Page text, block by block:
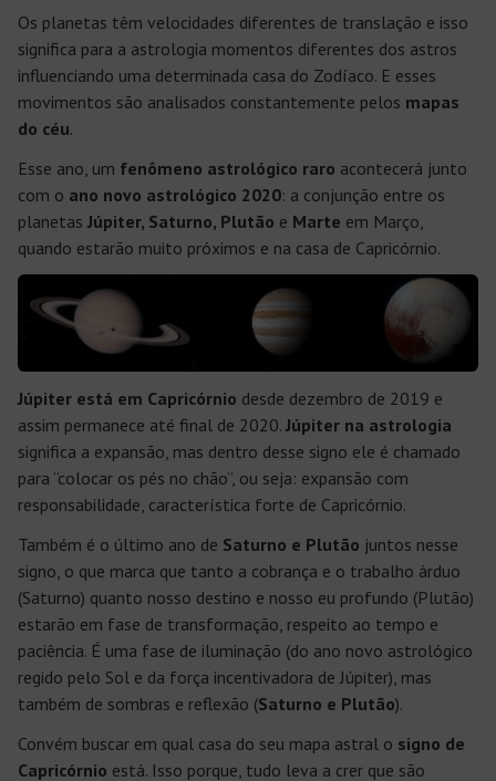
Os planetas têm velocidades diferentes de translação e isso
significa para a astrologia momentos diferentes dos astros
influenciando uma determinada casa do Zodíaco. E esses
movimentos são analisados constantemente pelos mapas
do céu.
Esse ano, um fenômeno astrológico raro acontecerá junto
com o ano novo astrológico 2020: a conjunção entre os
planetas Júpiter, Saturno, Plutão e Marte em Março,
quando estarão muito próximos e na casa de Capricórnio.
Júpiter está em Capricórnio desde dezembro de 2019 e
assim permanece até final de 2020. Júpiter na astrologia
significa a expansão, mas dentro desse signo ele é chamado
para “colocar os pés no chão”, ou seja: expansão com
responsabilidade, característica forte de Capricórnio.
Também é o último ano de Saturno e Plutão juntos nesse
signo, o que marca que tanto a cobrança e o trabalho árduo
(Saturno) quanto nosso destino e nosso eu profundo (Plutão)
estarão em fase de transformação, respeito ao tempo e
paciência. É uma fase de iluminação (do ano novo astrológico
regido pelo Sol e da força incentivadora de Júpiter), mas
também de sombras e reflexão (Saturno e Plutão).
Convém buscar em qual casa do seu mapa astral o signo de
Capricórnio está. Isso porque, tudo leva a crer que são